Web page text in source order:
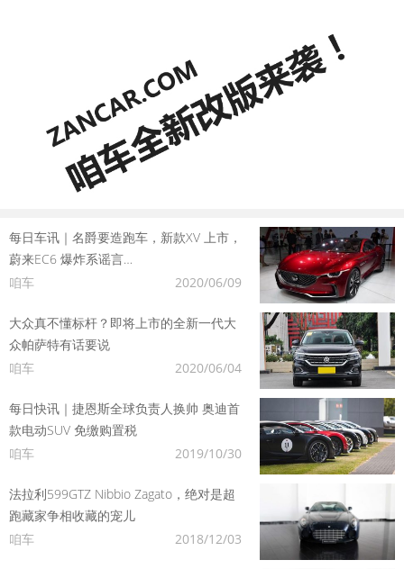
每日车讯｜名爵要造跑车，新款XV 上市，
蔚来EC6 爆炸系谣言…
咱车
2020/06/09
大众真不懂标杆？即将上市的全新一代大
众帕萨特有话要说
咱车
2020/06/04
每日快讯｜捷恩斯全球负责人换帅 奥迪首
款电动SUV 免缴购置税
咱车
2019/10/30
法拉利599GTZ Nibbio Zagato，绝对是超
跑藏家争相收藏的宠儿
咱车
2018/12/03